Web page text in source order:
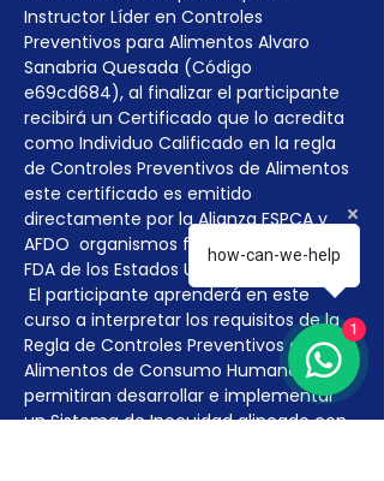
Instructor Líder en Controles
Preventivos para Alimentos Alvaro
Sanabria Quesada (Código
e69cd684), al finalizar el participante
recibirá un Certificado que lo acredita
como Individuo Calificado en la regla
de Controles Preventivos de Alimentos
este certificado es emitido
directamente por la Alianza FSPCA y
AFDO  organismos financiados por la
FDA de los Estados Unidos.
El participante aprenderá en este
curso a interpretar los requisitos de la
Regla de Controles Preventivos de
Alimentos de Consumo Humano que le
permitiran desarrollar e implementar
un Sistema de Inocuidad alineado con
how-can-we-help
1